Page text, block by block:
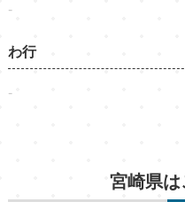
-
わ行
-
宮崎県は